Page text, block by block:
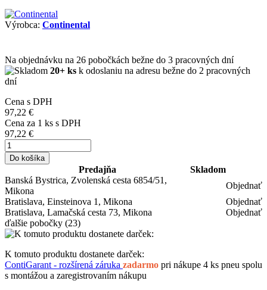
Výrobca: Continental
Na objednávku na 26 pobočkách bežne do 3 pracovných dní
20+ ks k odoslaniu na adresu bežne do 2 pracovných
dní
Cena s DPH
97,22 €
Cena za 1 ks s DPH
97,22 €
Do košíka
Predajňa
Skladom
Banská Bystrica, Zvolenská cesta 6854/51,
Mikona
Objednať
Bratislava, Einsteinova 1, Mikona
Objednať
Bratislava, Lamačská cesta 73, Mikona
Objednať
ďalšie pobočky (23)
K tomuto produktu dostanete darček:
ContiGarant - rozšírená záruka zadarmo pri nákupe 4 ks pneu spolu
s montážou a zaregistrovaním nákupu